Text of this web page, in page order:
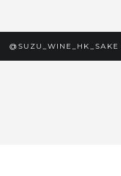
@SUZU_WINE_HK_SAKE